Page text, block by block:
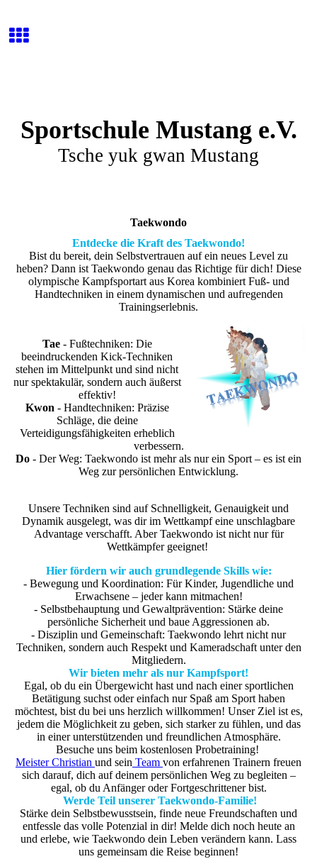
Sportschule Mustang e.V.
Tsche yuk gwan Mustang
Taekwondo
Entdecke die Kraft des Taekwondo!
Bist du bereit, dein Selbstvertrauen auf ein neues Level zu
heben? Dann ist Taekwondo genau das Richtige für dich! Diese
olympische Kampfsportart aus Korea kombiniert Fuß- und
Handtechniken in einem dynamischen und aufregenden
Trainingserlebnis.
Tae- Fußtechniken: Die
beeindruckenden Kick-Techniken
stehen im Mittelpunkt und sind nicht
nur spektakulär, sondern auch äußerst
effektiv!
Kwon - Handtechniken: Präzise
Schläge, die deine
Verteidigungsfähigkeiten erheblich
verbessern.
Do - Der Weg: Taekwondo ist mehr als nur ein Sport – es ist ein
Weg zur persönlichen Entwicklung.
Unsere Techniken sind auf Schnelligkeit, Genauigkeit und
Dynamik ausgelegt, was dir im Wettkampf eine unschlagbare
Advantage verschafft. Aber Taekwondo ist nicht nur für
Wettkämpfer geeignet!
Hier fördern wir auch grundlegende Skills wie:
- Bewegung und Koordination: Für Kinder, Jugendliche und
Erwachsene – jeder kann mitmachen!
- Selbstbehauptung und Gewaltprävention: Stärke deine
persönliche Sicherheit und baue Aggressionen ab.
- Disziplin und Gemeinschaft: Taekwondo lehrt nicht nur
Techniken, sondern auch Respekt und Kameradschaft unter den
Mitgliedern.
Wir bieten mehr als nur Kampfsport!
Egal, ob du ein Übergewicht hast und nach einer sportlichen
Betätigung suchst oder einfach nur Spaß am Sport haben
möchtest, bist du bei uns herzlich willkommen! Unser Ziel ist es,
jedem die Möglichkeit zu geben, sich starker zu fühlen, und das
in einer unterstützenden und freundlichen Atmosphäre.
Besuche uns beim kostenlosen Probetraining!
Meister Christian und sein Team von erfahrenen Trainern freuen
sich darauf, dich auf deinem persönlichen Weg zu begleiten –
egal, ob du Anfänger oder Fortgeschrittener bist.
Werde Teil unserer Taekwondo-Familie!
Stärke dein Selbstbewusstsein, finde neue Freundschaften und
entfessle das volle Potenzial in dir! Melde dich noch heute an
und erlebe, wie Taekwondo dein Leben verändern kann. Lass
uns gemeinsam die Reise beginnen!